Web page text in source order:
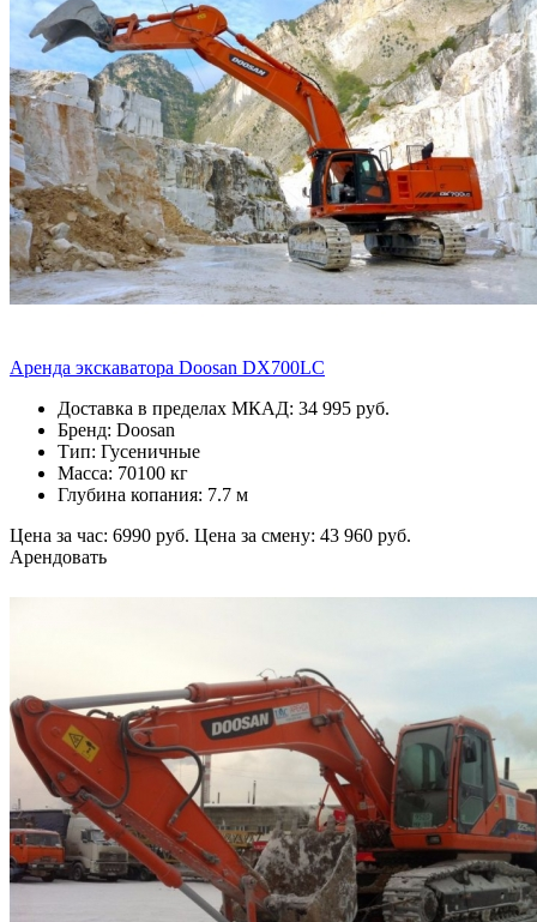
Аренда экскаватора Doosan DX700LC
Доставка в пределах МКАД: 34 995 руб.
Бренд: Doosan
Тип: Гусеничные
Масса: 70100 кг
Глубина копания: 7.7 м
Цена за час: 6990 руб. Цена за смену: 43 960 руб.
Арендовать